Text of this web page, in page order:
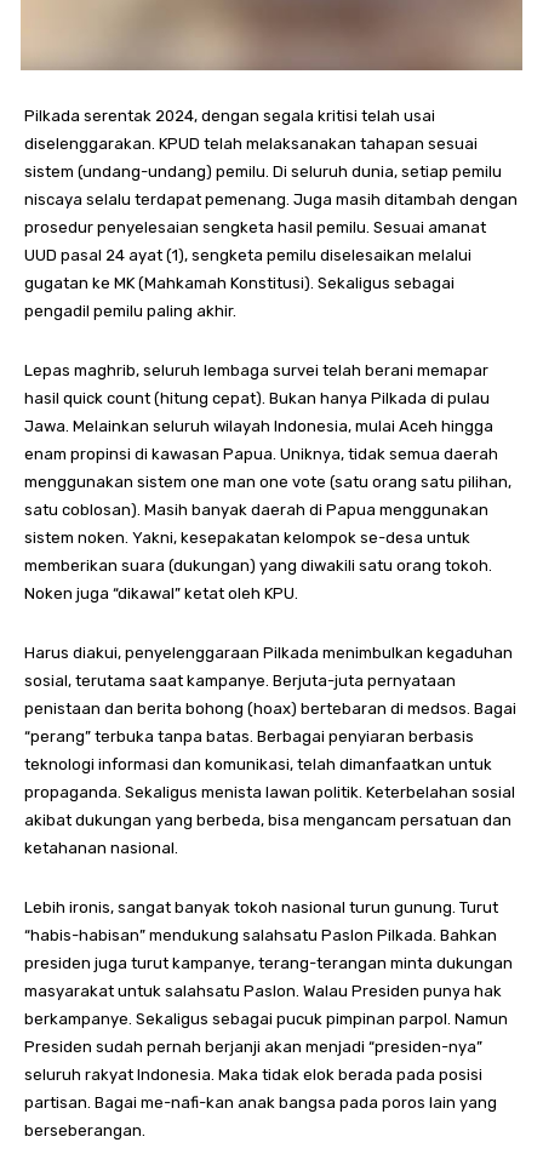
Pilkada serentak 2024, dengan segala kritisi telah usai
diselenggarakan. KPUD telah melaksanakan tahapan sesuai
sistem (undang-undang) pemilu. Di seluruh dunia, setiap pemilu
niscaya selalu terdapat pemenang. Juga masih ditambah dengan
prosedur penyelesaian sengketa hasil pemilu. Sesuai amanat
UUD pasal 24 ayat (1), sengketa pemilu diselesaikan melalui
gugatan ke MK (Mahkamah Konstitusi). Sekaligus sebagai
pengadil pemilu paling akhir.
Lepas maghrib, seluruh lembaga survei telah berani memapar
hasil quick count (hitung cepat). Bukan hanya Pilkada di pulau
Jawa. Melainkan seluruh wilayah Indonesia, mulai Aceh hingga
enam propinsi di kawasan Papua. Uniknya, tidak semua daerah
menggunakan sistem one man one vote (satu orang satu pilihan,
satu coblosan). Masih banyak daerah di Papua menggunakan
sistem noken. Yakni, kesepakatan kelompok se-desa untuk
memberikan suara (dukungan) yang diwakili satu orang tokoh.
Noken juga “dikawal” ketat oleh KPU.
Harus diakui, penyelenggaraan Pilkada menimbulkan kegaduhan
sosial, terutama saat kampanye. Berjuta-juta pernyataan
penistaan dan berita bohong (hoax) bertebaran di medsos. Bagai
“perang” terbuka tanpa batas. Berbagai penyiaran berbasis
teknologi informasi dan komunikasi, telah dimanfaatkan untuk
propaganda. Sekaligus menista lawan politik. Keterbelahan sosial
akibat dukungan yang berbeda, bisa mengancam persatuan dan
ketahanan nasional.
Lebih ironis, sangat banyak tokoh nasional turun gunung. Turut
“habis-habisan” mendukung salahsatu Paslon Pilkada. Bahkan
presiden juga turut kampanye, terang-terangan minta dukungan
masyarakat untuk salahsatu Paslon. Walau Presiden punya hak
berkampanye. Sekaligus sebagai pucuk pimpinan parpol. Namun
Presiden sudah pernah berjanji akan menjadi “presiden-nya”
seluruh rakyat Indonesia. Maka tidak elok berada pada posisi
partisan. Bagai me-nafi-kan anak bangsa pada poros lain yang
berseberangan.